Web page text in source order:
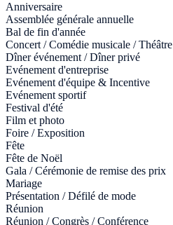
Anniversaire
Assemblée générale annuelle
Bal de fin d'année
Concert / Comédie musicale / Théâtre
Dîner événement / Dîner privé
Evénement d'entreprise
Evénement d'équipe & Incentive
Evénement sportif
Festival d'été
Film et photo
Foire / Exposition
Fête
Fête de Noël
Gala / Cérémonie de remise des prix
Mariage
Présentation / Défilé de mode
Réunion
Réunion / Congrès / Conférence